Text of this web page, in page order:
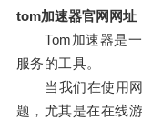
tom加速器官网网址
Tom加速器是一
服务的工具。
当我们在使用网
题，尤其是在在线